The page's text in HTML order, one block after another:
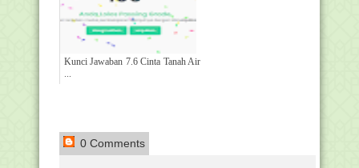
Kunci Jawaban 7.6 Cinta Tanah Air
...
0 Comments